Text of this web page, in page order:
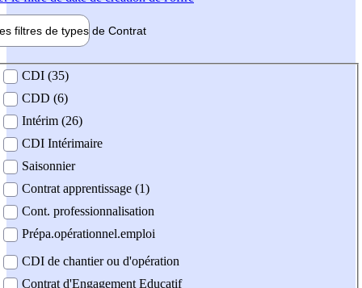
filtres de types de Contrat
contrat
CDI (35)
CDD (6)
Intérim (26)
CDI Intérimaire
Saisonnier
Contrat apprentissage (1)
Cont. professionnalisation
Prépa.opérationnel.emploi
CDI de chantier ou d'opération
Contrat d'Engagement Educatif